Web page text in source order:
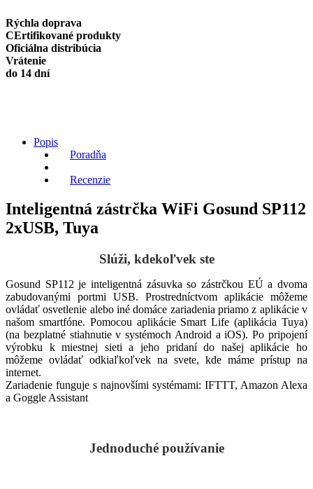
2xUSB,
Tuya
quantity
Rýchla doprava
CErtifikované produkty
Oficiálna distribúcia
Vrátenie
do 14 dní
Popis
Poradňa
Recenzie
Inteligentná zástrčka WiFi Gosund SP112
2xUSB, Tuya
Slúži, kdekoľvek ste
Gosund SP112 je inteligentná zásuvka so zástrčkou EÚ a dvoma
zabudovanými portmi USB. Prostredníctvom aplikácie môžeme
ovládať osvetlenie alebo iné domáce zariadenia priamo z aplikácie v
našom smartfóne. Pomocou aplikácie Smart Life (aplikácia Tuya)
(na bezplatné stiahnutie v systémoch Android a iOS). Po pripojení
výrobku k miestnej sieti a jeho pridaní do našej aplikácie ho
môžeme ovládať odkiaľkoľvek na svete, kde máme prístup na
internet.
Zariadenie funguje s najnovšími systémami: IFTTT, Amazon Alexa
a Goggle Assistant
Jednoduché používanie